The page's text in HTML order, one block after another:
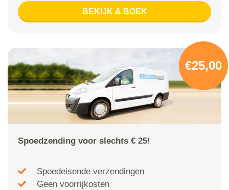
BEKIJK & BOEK
€25,00
Spoedzending voor slechts € 25!
Spoedeisende verzendingen
Geen voorrijkosten